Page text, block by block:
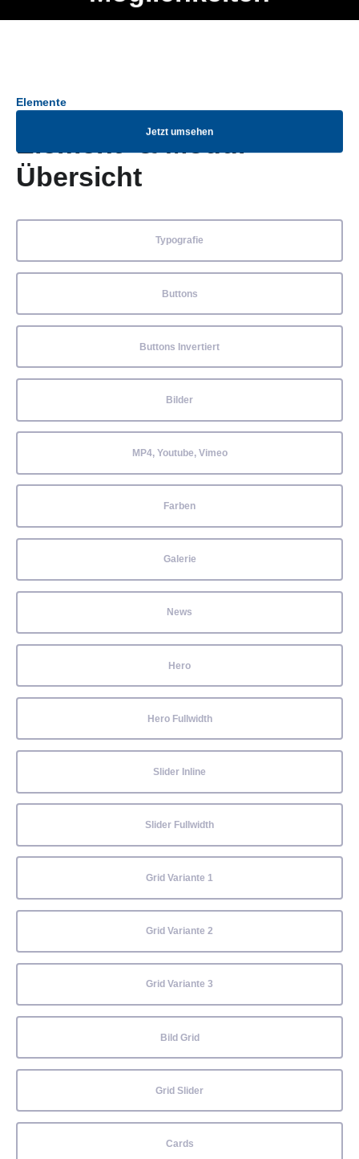
Jetzt umsehen
Elemente
Element- & Modul-
Übersicht
Typografie
Buttons
Buttons Invertiert
Bilder
MP4, Youtube, Vimeo
Farben
Galerie
News
Hero
Hero Fullwidth
Slider Inline
Slider Fullwidth
Grid Variante 1
Grid Variante 2
Grid Variante 3
Bild Grid
Grid Slider
Cards